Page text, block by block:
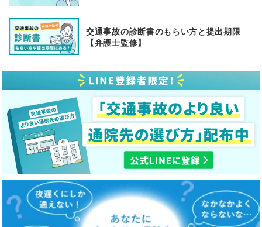
交通事故の診断書のもらい方と提出期限
【弁護士監修】